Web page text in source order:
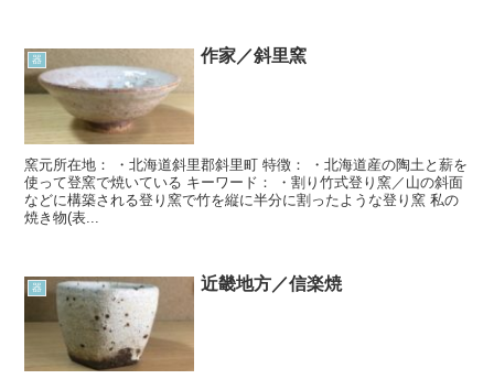
器 作家／斜里窯
窯元所在地： ・北海道斜里郡斜里町 特徴： ・北海道産の陶土と薪を
使って登窯で焼いている キーワード： ・割り竹式登り窯／山の斜面
などに構築される登り窯で竹を縦に半分に割ったような登り窯 私の
焼き物(表...
器 近畿地方／信楽焼